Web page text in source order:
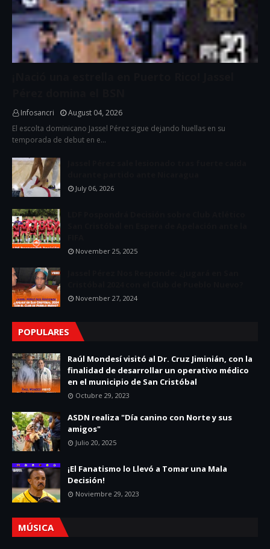
Infosancri
August 04, 2026
El escolta dominicano Jassel Pérez sigue dejando huellas en su
temporada de debut en e…
July 06, 2026
November 25, 2025
November 27, 2024
POPULARES
Raúl Mondesí visitó al Dr. Cruz Jiminián, con la
finalidad de desarrollar un operativo médico
en el municipio de San Cristóbal
Octubre 29, 2023
ASDN realiza "Día canino con Norte y sus
amigos"
Julio 20, 2025
¡El Fanatismo lo Llevó a Tomar una Mala
Decisión!
Noviembre 29, 2023
MÚSICA